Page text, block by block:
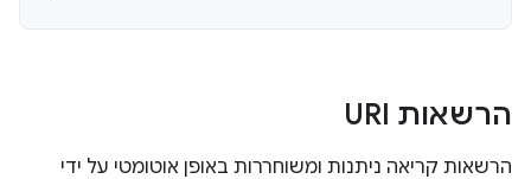
הרשאות URI
הרשאות קריאה ניתנות ומשוחררות באופן אוטומטי על ידי